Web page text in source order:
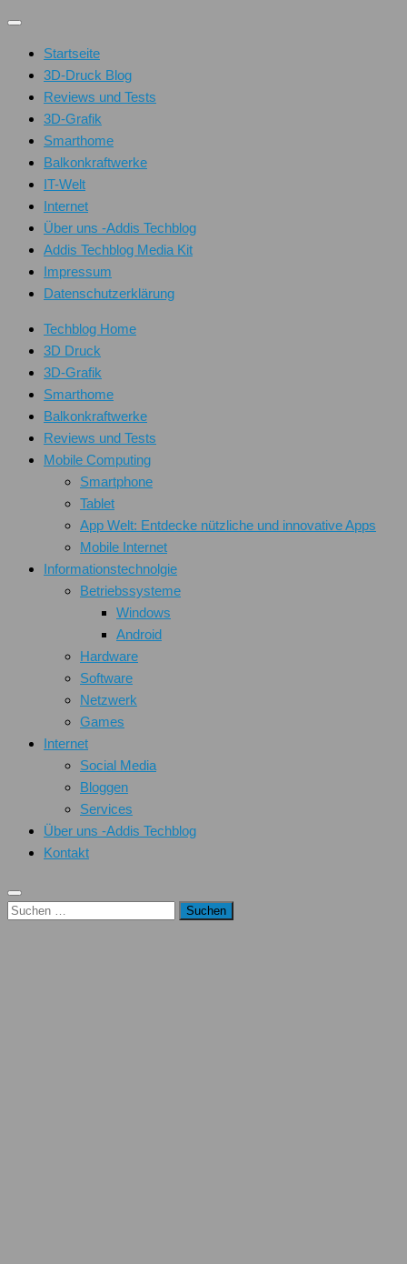
Unter
Inhalt
Startseite
3D-Druck Blog
Reviews und Tests
3D-Grafik
Smarthome
Balkonkraftwerke
IT-Welt
Internet
Über uns -Addis Techblog
Addis Techblog Media Kit
Impressum
Datenschutzerklärung
Techblog Home
3D Druck
3D-Grafik
Smarthome
Balkonkraftwerke
Reviews und Tests
Mobile Computing
Smartphone
Tablet
App Welt: Entdecke nützliche und innovative Apps
Mobile Internet
Informationstechnolgie
Betriebssysteme
Windows
Android
Hardware
Software
Netzwerk
Games
Internet
Social Media
Bloggen
Services
Über uns -Addis Techblog
Kontakt
Suchen